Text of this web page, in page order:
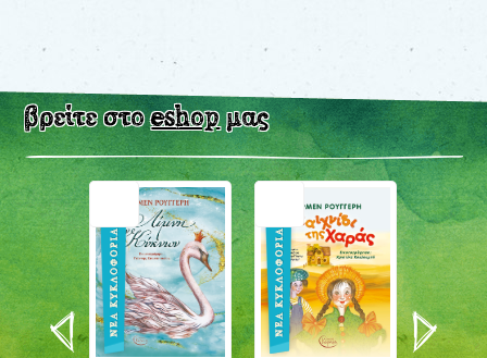
βρείτε στοeshopμας